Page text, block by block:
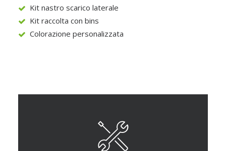
Kit nastro scarico laterale
Kit raccolta con bins
Colorazione personalizzata